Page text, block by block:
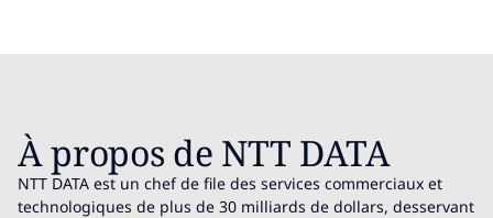
À propos de NTT DATA
NTT DATA est un chef de file des services commerciaux et
technologiques de plus de 30 milliards de dollars, desservant